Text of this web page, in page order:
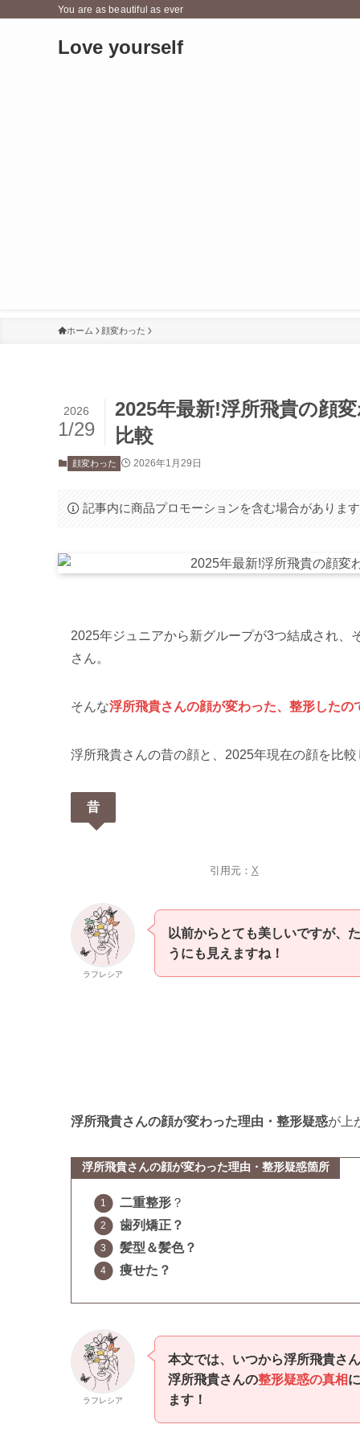
You are as beautiful as ever
Love yourself
ホーム 顔変わった
2025年最新!浮所飛貴の顔
比較
2026
1/29
顔変わった 2026年1月29日
記事内に商品プロモーションを含む場合がありま
2025年ジュニアから新グループが3つ結成され
さん。
そんな浮所飛貴さんの顔が変わった、整形したの
浮所飛貴さんの昔の顔と、2025年現在の顔を比
昔
引用元： X
ラフレシア
以前からとても美しいですが、
うにも見えますね！
浮所飛貴さんの顔が変わった理由・整形疑惑が上
浮所飛貴さんの顔が変わった理由・整形疑惑箇所
二重整形 ？
歯列矯正？
髪型＆髪色？
痩せた？
ラフレシア
本文では、いつから浮所飛貴さ
浮所飛貴さんの整形疑惑の真相
ます！